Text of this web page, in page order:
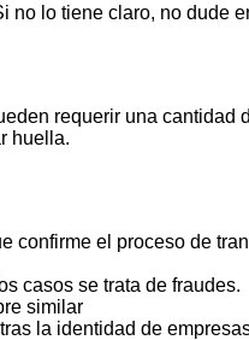
no lo tiene claro, no
requerir una
huella.
confirme el proceso de
casos se trata de fraudes.
similar
la identidad de